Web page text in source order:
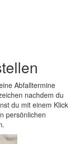
Abfalltermine
nachdem du
du mit einem Klick
persönlichen